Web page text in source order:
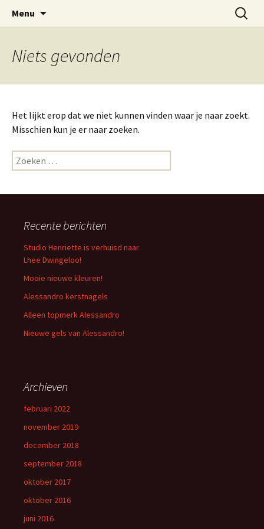
inhoud
Nagelstudio Studio Henriette
Dwingeloo
Bij nagelstudio Studio Henriette in Dwingeloo
kunt u terecht voor gelnagels, spa manicure
en gellak
Menu
Zoeken
naar:
Niets gevonden
Het lijkt erop dat we niet kunnen vinden waar je naar zoekt.
Misschien kun je er naar zoeken.
Zoeken
naar:
Recente berichten
Studio Henriette is verhuisd naar
Lhee Dwingeloo!
Mooie nieuwe kleuren!
Alessandro kerstnagels
Alleen topmerk Alessandro
Nieuwe gels van Alessandro!
Archieven
februari 2022
november 2019
december 2018
september 2018
oktober 2017
oktober 2016
juni 2016